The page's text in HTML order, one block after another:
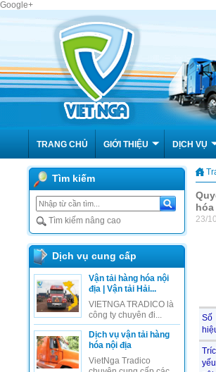
Google+
TRANG CHỦ GIỚI THIỆU DỊCH VỤ
Tìm kiếm
Tìm kiếm nâng cao
Dịch vụ cung cấp
Vận tải hàng hóa nội
địa | Vận tải Hải...
VIETNGA TRADICO là
công ty chuyên đi...
Dịch vụ vận tải hàng
hóa nội địa
VietNga Tradico
23/
Số
yếu